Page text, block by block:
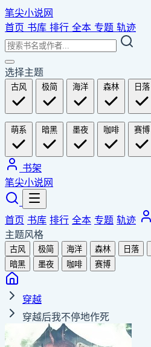
笔尖小说网
首页 书库 排行 全本 专题 轨迹
选择主题
古风 极简 海洋 森林 日落
萌系 暗黑 墨夜 咖啡 赛博
书架
笔尖小说网
首页 书库 排行 全本 专题 轨迹
主题风格
古风 极简 海洋 森林 日落
暗黑
墨夜 咖啡 赛博
穿越
穿越后我不停地作死